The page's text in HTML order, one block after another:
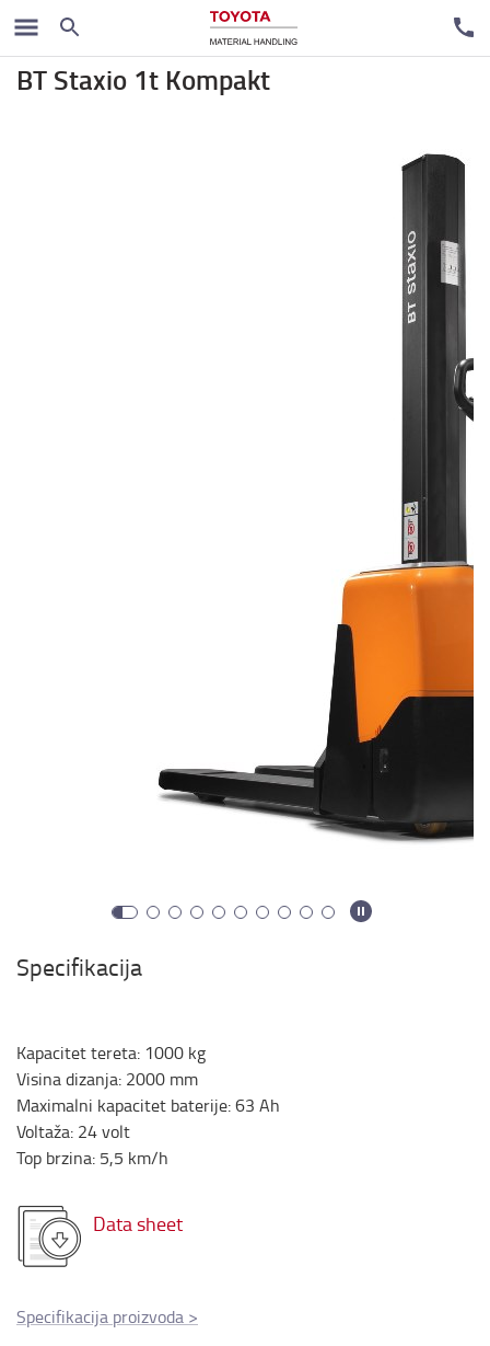
Visokopodizni paletari
BT Staxio 1t Kompakt
Specifikacija
Kapacitet tereta: 1000 kg
Visina dizanja: 2000 mm
Maximalni kapacitet baterije:63 Ah
Voltaža: 24volt
Top brzina: 5,5 km/h
Data sheet
Specifikacija proizvoda >